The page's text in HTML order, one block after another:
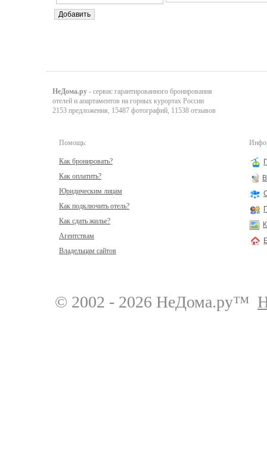
НеДома.ру - сервис гарантированного бронирования
отелей и апартаментов на горных курортах России
2153 предложения, 15487 фотографий, 11538 отзывов
Помощь:
Как бронировать?
Как оплатить?
Юридическим лицам
Как подключить отель?
Как сдать жилье?
Агентствам
Владельцам сайтов
© 2002 - 2026 НеДома.ру™